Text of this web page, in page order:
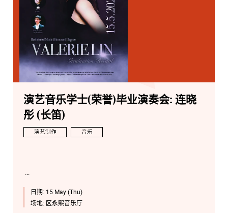
演艺音乐学士(荣誉)毕业演奏会: 连晓
彤 (长笛)
演艺制作 音乐
日期: 15 May (Thu)
场地: 区永熙音乐厅